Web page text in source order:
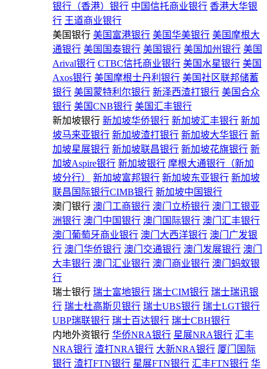
银行（香港）银行 中国信托商业银行 香港大华银
行 王道商业银行
美国银行 美国富港银行 美国华美银行 美国摩根大
通银行 美国国泰银行 美国银行 美国加州银行 美国
Arival银行 CTBC信托商业银行 美国水星银行 美国
Axos银行 美国摩根士丹利银行 美国社区联邦储蓄
银行 美国蒙特利尔银行 新泽西渣打银行 美国合众
银行 美国CNB银行 美国汇丰银行
新加坡银行 新加坡华侨银行 新加坡汇丰银行 新加
坡马来亚银行 新加坡渣打银行 新加坡大华银行 新
加坡星展银行 新加坡联昌银行 新加坡花旗银行 新
加坡Aspire银行 新加坡银行 摩根大通银行（新加
坡分行）
新加坡富邦银行 新加坡东亚银行 新加坡
联昌国际银行CIMB银行 新加坡中国银行
澳门银行 澳门工商银行 澳门立桥银行 澳门工银亚
洲银行 澳门中国银行 澳门国际银行 澳门汇丰银行
澳门葡萄牙商业银行 澳门大西洋银行 澳门广发银
行 澳门华侨银行 澳门交通银行 澳门发展银行 澳门
大丰银行 澳门汇业银行 澳门商业银行 澳门蚂蚁银
行
瑞士银行 瑞士富地银行 瑞士CIM银行 瑞士瑞讯银
行 瑞士杜高斯贝银行 瑞士UBS银行 瑞士LGT银行
UBP瑞联银行 瑞士百达银行 瑞士CBH银行
内地外资银行 华侨NRA银行 星展NRA银行 汇丰
NRA银行 渣打NRA银行 大新NRA银行 厦门国际
银行 渣打FTN银行 星展FTN银行 汇丰FTN银行 华